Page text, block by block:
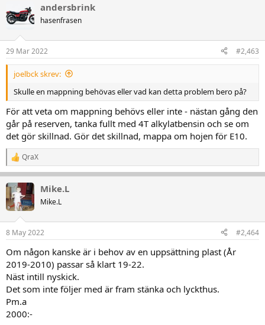
andersbrink
hasenfrasen
29 Mar 2022 #2,463
joelbck skrev:
Skulle en mappning behövas eller vad kan detta problem bero på?
För att veta om mappning behövs eller inte - nästan gång den
går på reserven, tanka fullt med 4T alkylatbensin och se om
det gör skillnad. Gör det skillnad, mappa om hojen för E10.
R
e
k
t
i
e
:
QraX
Mike.L
Mike.L
8 May 2022 #2,464
Om någon kanske är i behov av en uppsättning plast (År
2019-2010) passar så klart 19-22.
Näst intill nyskick.
Det som inte följer med är fram stänka och lyckthus.
Pm.a
2000:-